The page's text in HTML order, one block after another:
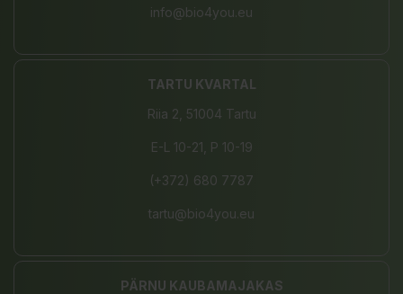
info@bio4you.eu
TARTU KVARTAL
Riia 2, 51004 Tartu
E-L 10-21, P 10-19
(+372) 680 7787
tartu@bio4you.eu
PÄRNU KAUBAMAJAKAS